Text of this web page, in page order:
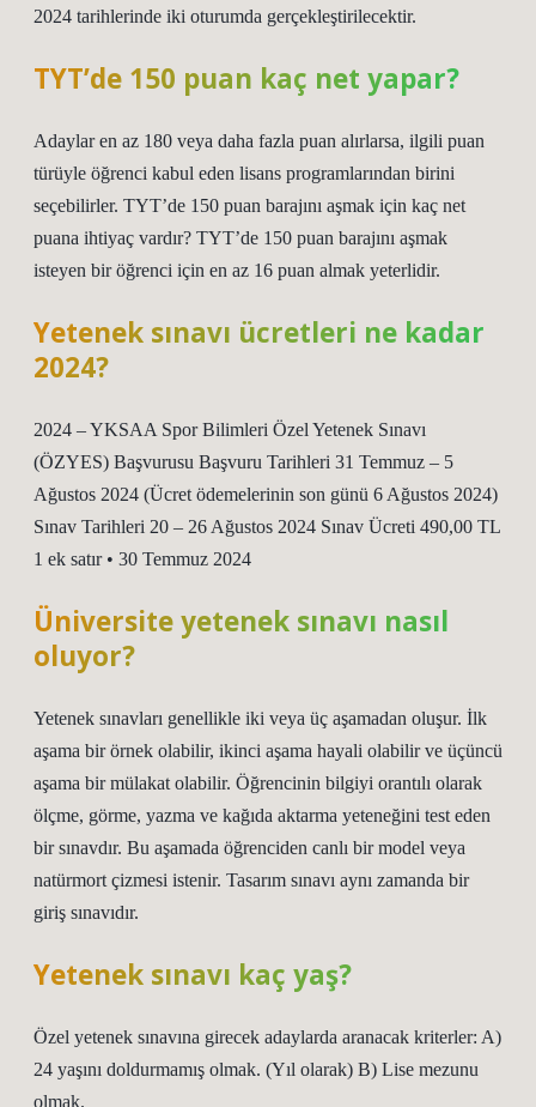
2024 tarihlerinde iki oturumda gerçekleştirilecektir.
TYT’de 150 puan kaç net yapar?
Adaylar en az 180 veya daha fazla puan alırlarsa, ilgili puan
türüyle öğrenci kabul eden lisans programlarından birini
seçebilirler. TYT’de 150 puan barajını aşmak için kaç net
puana ihtiyaç vardır? TYT’de 150 puan barajını aşmak
isteyen bir öğrenci için en az 16 puan almak yeterlidir.
Yetenek sınavı ücretleri ne kadar
2024?
2024 – YKSAA Spor Bilimleri Özel Yetenek Sınavı
(ÖZYES) Başvurusu Başvuru Tarihleri ​​31 Temmuz – 5
Ağustos 2024 (Ücret ödemelerinin son günü 6 Ağustos 2024)
Sınav Tarihleri ​​20 – 26 Ağustos 2024 Sınav Ücreti 490,00 TL
1 ek satır • 30 Temmuz 2024
Üniversite yetenek sınavı nasıl
oluyor?
Yetenek sınavları genellikle iki veya üç aşamadan oluşur. İlk
aşama bir örnek olabilir, ikinci aşama hayali olabilir ve üçüncü
aşama bir mülakat olabilir. Öğrencinin bilgiyi orantılı olarak
ölçme, görme, yazma ve kağıda aktarma yeteneğini test eden
bir sınavdır. Bu aşamada öğrenciden canlı bir model veya
natürmort çizmesi istenir. Tasarım sınavı aynı zamanda bir
giriş sınavıdır.
Yetenek sınavı kaç yaş?
Özel yetenek sınavına girecek adaylarda aranacak kriterler: A)
24 yaşını doldurmamış olmak. (Yıl olarak) B) Lise mezunu
olmak.